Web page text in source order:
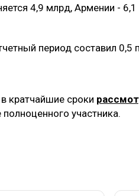
4,9 млрд, Армении -
период составил 0,5
кратчайшие сроки
участника.